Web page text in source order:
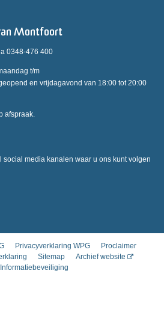
Montfoort
0348-476 400
t/m
en vrijdagavond van 18:00 tot 20:00
afspraak.
social media kanalen waar u ons kunt volgen
Privacyverklaring WPG
Proclaimer
Sitemap
Archief website
Informatiebeveiliging